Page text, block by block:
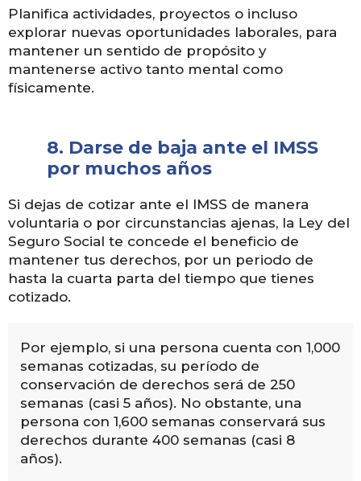
Planifica actividades, proyectos o incluso
explorar nuevas oportunidades laborales, para
mantener un sentido de propósito y
mantenerse activo tanto mental como
físicamente.
8. Darse de baja ante el IMSS
por muchos años
Si dejas de cotizar ante el IMSS de manera
voluntaria o por circunstancias ajenas, la Ley del
Seguro Social te concede el beneficio de
mantener tus derechos, por un periodo de
hasta la cuarta parta del tiempo que tienes
cotizado.
Por ejemplo, si una persona cuenta con 1,000
semanas cotizadas, su período de
conservación de derechos será de 250
semanas (casi 5 años). No obstante, una
persona con 1,600 semanas conservará sus
derechos durante 400 semanas (casi 8
años).